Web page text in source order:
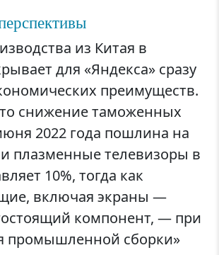
из Китая в
для «Яндекса» сразу
преимуществ.
снижение таможенных
2022 года пошлина на
плазменные телевизоры в
10%, тогда как
включая экраны —
компонент, — при
промышленной сборки»